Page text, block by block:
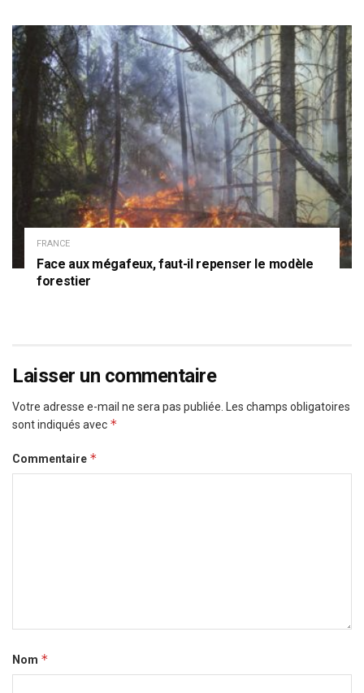
FRANCE
Face aux mégafeux, faut-il repenser le modèle
forestier
Laisser un commentaire
Votre adresse e-mail ne sera pas publiée.
Les champs obligatoires
sont indiqués avec *
Commentaire *
Nom *